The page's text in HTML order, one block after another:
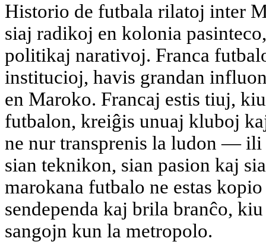
Historio de futbala rilatoj inter
siaj radikoj en kolonia
politikaj narativoj. Franca
institucioj, havis grandan
en Maroko. Francaj estis tiuj,
futbalon, kreiĝis unuaj kluboj
ne nur transprenis la ludon — ili
sian teknikon, sian pasion kaj
marokana futbalo ne estas
sendependa kaj brila branĉo,
sangojn kun la metropolo.